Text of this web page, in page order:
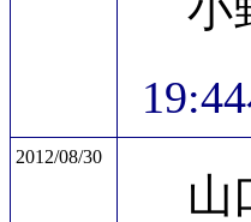
2012/08/30
山